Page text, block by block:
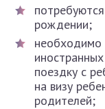
рождении;
необходимо
поездку с
на визу
родителей;